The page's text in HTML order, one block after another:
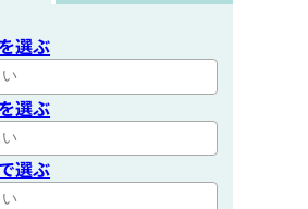
選ぶ
選ぶ
選ぶ